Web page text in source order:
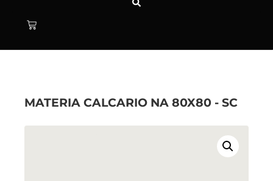
MATERIA CALCARIO NA 80X80 - SC